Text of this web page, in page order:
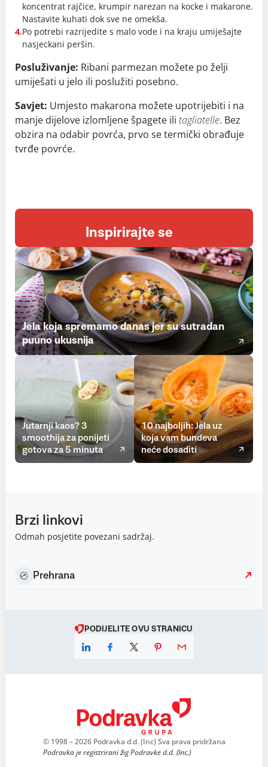
koncentrat rajčice, krumpir narezan na kocke i makarone.
Nastavite kuhati dok sve ne omekša.
4.Po potrebi razrijedite s malo vode i na kraju umiješajte
nasjeckani peršin.
Posluživanje: Ribani parmezan možete po želji
umiješati u jelo ili poslužiti posebno.
Savjet: Umjesto makarona možete upotrijebiti i na
manje dijelove izlomljene špagete ili tagliatelle. Bez
obzira na odabir povrća, prvo se termički obrađuje
tvrđe povrće.
Inspirirajte se
Jela koja spremamo danas jer su sutradan
puuno ukusnija
Jutarnji kaos? 3
smoothija za ponijeti
gotova za 5 minuta
10 najboljih: Jela uz
koja vam bundeva
neće dosaditi
Brzi linkovi
Odmah posjetite povezani sadržaj.
Prehrana
PODIJELITE OVU STRANICU
© 1998 – 2026 Podravka d.d. (Inc) Sva prava pridržana
Podravka je registrirani žig Podravke d.d. (Inc.)